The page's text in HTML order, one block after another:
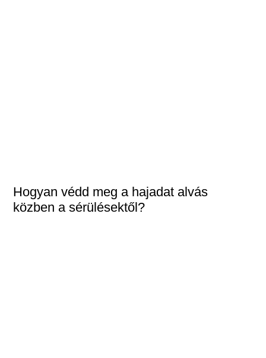
Hogyan védd meg a hajadat alvás
közben a sérülésektől?